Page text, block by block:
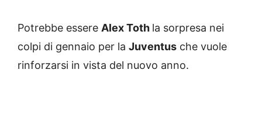
Potrebbe essere Alex Toth la sorpresa nei
colpi di gennaio per la Juventus che vuole
rinforzarsi in vista del nuovo anno.